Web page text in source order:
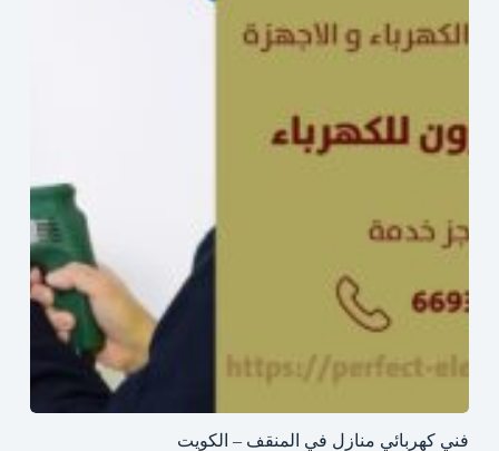
فني كهربائي منازل في المنقف – الكويت